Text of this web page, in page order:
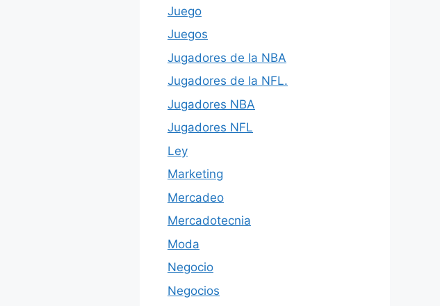
Juego
Juegos
Jugadores de la NBA
Jugadores de la NFL.
Jugadores NBA
Jugadores NFL
Ley
Marketing
Mercadeo
Mercadotecnia
Moda
Negocio
Negocios